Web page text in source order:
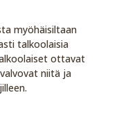
myöhäisiltaan
talkoolaisia
ottavat
niitä ja